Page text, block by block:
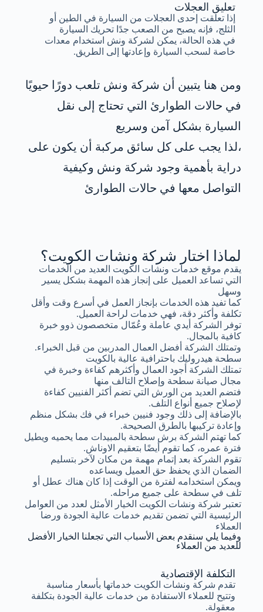
تعليق العجلات
إذا تعلقت إحدى العجلات من السيارة في الطين أو
الثلج، فإنه يصبح من الصعب جدًا تحريك السيارة
في هذه الحالة، يمكن لشركة ونش استخدام معدات
خاصة لسحب السيارة وإعادتها إلى الطريق.
ومن هنا يتبين أن شركة ونش تلعب دورًا حيويًا
في حالات الطوارئ التي تحتاج إلى نقل
السيارة بشكل آمن وسريع
،لذا يجب على كل سائق مركبة أن يكون على
دراية بأهمية وجود شركة ونش وكيفية
التواصل معها في حالات الطوارئ
لماذا اختار شركة ونشات الكويت؟
يقدم موقع خدمات ونشات الكويت العديد من الخدمات
التي تساعد العميل على إنجاز هذه المهمة بشكل يسير
وسهل
كما تفيد هذه الخدمات بإنجاز العمل في أسرع وقت وأقل
تكلفة وأكثر دقة، فهي خدمات لراحة العميل.
توفر الشركة أيدي عاملة وعُمّال متخصصون ذوو خبرة
كافية بالمجال.
وتمتلك الشركة أفضل العمال المدربين من قبل الخبراء.
سطحة هيدروليك باحترافية عالية بالكويت
تمتلك الشركة أجود العمال وأكثرهم كفاءة وخبرة في
مجال صيانة سطحة وإصلاح التالف منها
فتضم العديد من الورش التي تضم أكثر الفنيين كفاءة
لإصلاح جميع أنواع التلف.
بالإضافة إلى ذلك وجود فنيين خبراء في فك بشكل منظم
وإعادة تركيبها بالطرق الصحيحة.
كما تهتم الشركة برش سطحة بالمبيدات مما يحميه ويطيل
فترة عمره، كما تقوم أيضًا بتعقيم الاوناش.
تقوم الشركة بعد إتمام مهمة من مكان لآخر بتسليم
الضمان الذي يحفظ حق العميل ويساعده
ويمكن استخدامه لفترة من الوقت إذا كان هناك عطل أو
تلف في سطحة على جميع مراحله.
تعتبر شركة ونشات الكويت الخيار الأمثل لعدد من العوامل
الرئيسية التي تضمن تقديم خدمات عالية الجودة ورضا
العملاء
وفيما يلي سنقدم بعض الأسباب التي تجعلنا الخيار الأفضل
للعديد من العملاء
التكلفة الإقتصادية
تقدم شركة ونشات الكويت خدماتها بأسعار مناسبة
وتتيح للعملاء الاستفادة من خدمات عالية الجودة بتكلفة
معقولة.